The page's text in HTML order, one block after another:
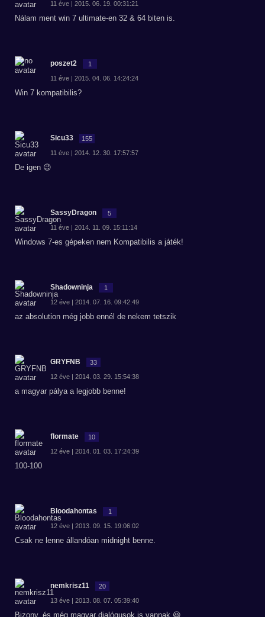
11 éve | 2015. 06. 19. 00:31:21
Nálam ment win 7 ultimate-en 32 & 64 biten is.
poszet2 1
11 éve | 2015. 04. 06. 14:24:24
Win 7 kompatibilis?
Sicu33 155
11 éve | 2014. 12. 30. 17:57:57
De igen 😉
SassyDragon 5
11 éve | 2014. 11. 09. 15:11:14
Windows 7-es gépeken nem Kompatibilis a játék!
Shadowninja 1
12 éve | 2014. 07. 16. 09:42:49
az absolution még jobb ennél de nekem tetszik
GRYFNB 33
12 éve | 2014. 03. 29. 15:54:38
a magyar pálya a legjobb benne!
flormate 10
12 éve | 2014. 01. 03. 17:24:39
100-100
Bloodahontas 1
12 éve | 2013. 09. 15. 19:06:02
Csak ne lenne állandóan midnight benne.
nemkrisz11 20
13 éve | 2013. 08. 07. 05:39:40
Bizony, és még magyar dialógusok is vannak 😆